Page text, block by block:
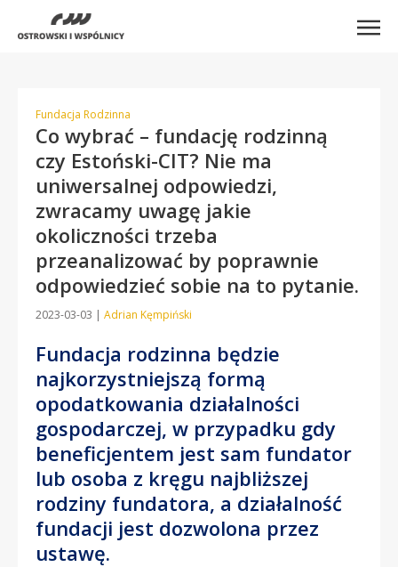
Fundacja Rodzinna
Co wybrać – fundację rodzinną
czy Estoński-CIT? Nie ma
uniwersalnej odpowiedzi,
zwracamy uwagę jakie
okoliczności trzeba
przeanalizować by poprawnie
odpowiedzieć sobie na to pytanie.
2023-03-03 | Adrian Kęmpiński
Fundacja rodzinna będzie
najkorzystniejszą formą
opodatkowania działalności
gospodarczej, w przypadku gdy
beneficjentem jest sam fundator
lub osoba z kręgu najbliższej
rodziny fundatora, a działalność
fundacji jest dozwolona przez
ustawę.